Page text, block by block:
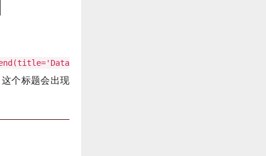
个标题会出现